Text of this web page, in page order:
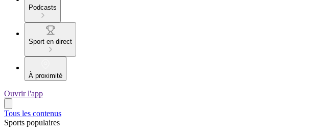
Podcasts
Sport en direct
À proximité
Ouvrir l'app
Tous les contenus
Sports populaires